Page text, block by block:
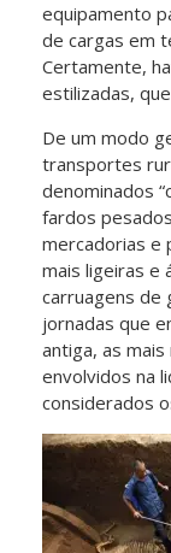
equipamento
de cargas em
Certamente,
estilizadas,
De um modo
transportes
denominados
fardos
mercadorias e
mais ligeiras e
carruagens de
jornadas que
antiga, as
envolvidos na
considerados